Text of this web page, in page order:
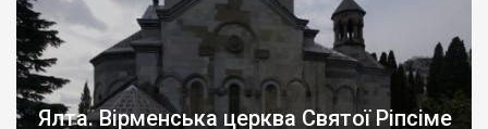
Ялта. Вірменська церква Святої Ріпсіме